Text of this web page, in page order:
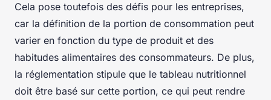
Cela pose toutefois des défis pour les entreprises,
car la définition de la portion de consommation peut
varier en fonction du type de produit et des
habitudes alimentaires des consommateurs. De plus,
la réglementation stipule que le tableau nutritionnel
doit être basé sur cette portion, ce qui peut rendre